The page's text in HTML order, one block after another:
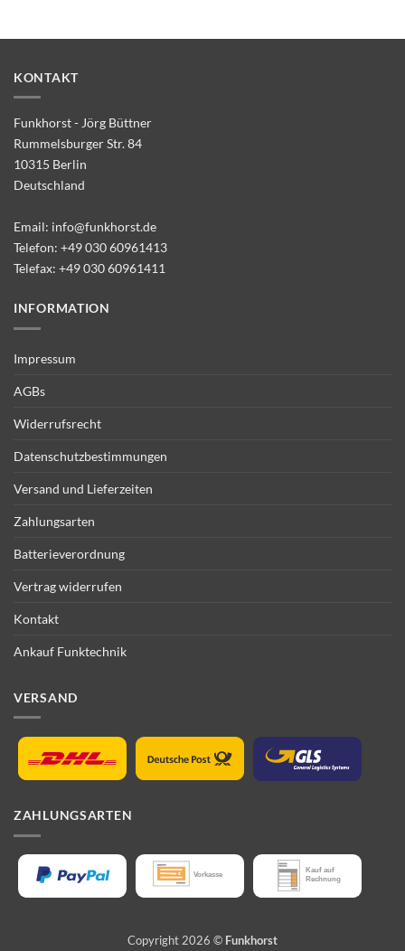
KONTAKT
Funkhorst - Jörg Büttner
Rummelsburger Str. 84
10315 Berlin
Deutschland
Email: info@funkhorst.de
Telefon: +49 030 60961413
Telefax: +49 030 60961411
INFORMATION
Impressum
AGBs
Widerrufsrecht
Datenschutzbestimmungen
Versand und Lieferzeiten
Zahlungsarten
Batterieverordnung
Vertrag widerrufen
Kontakt
Ankauf Funktechnik
VERSAND
ZAHLUNGSARTEN
Copyright 2026 © Funkhorst